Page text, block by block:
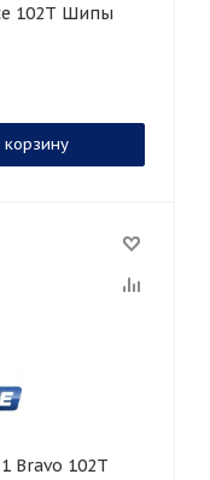
Ice 102T Шипы
корзину
Bravo 102T